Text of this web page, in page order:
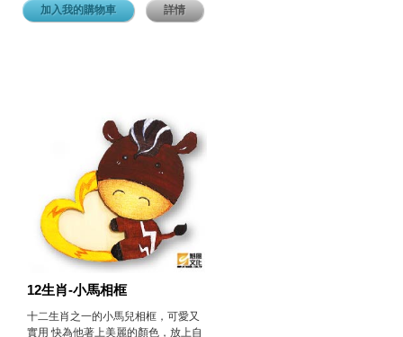
加入我的購物車 詳情
12生肖-小馬相框
十二生肖之一的小馬兒相框，可愛又
實用 快為他著上美麗的顏色，放上自